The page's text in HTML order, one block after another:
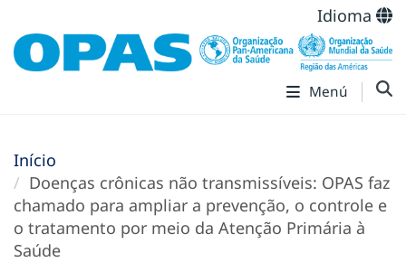
Idioma
Menú
Início
Doenças crônicas não transmissíveis: OPAS faz
chamado para ampliar a prevenção, o controle e
o tratamento por meio da Atenção Primária à
Saúde